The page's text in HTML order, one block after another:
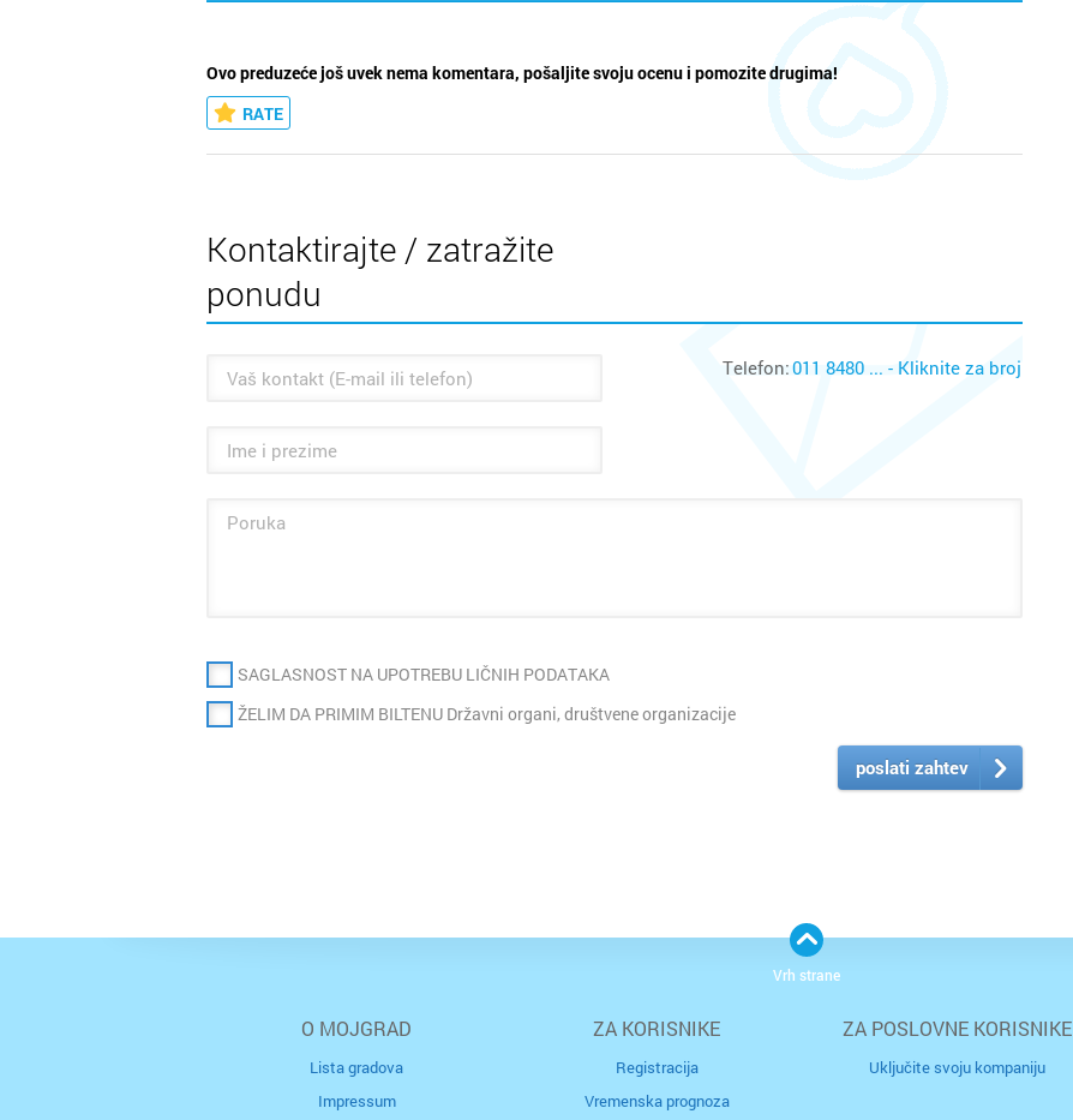
Ovo preduzeće još uvek nema komentara, pošaljite svoju ocenu i pomozite drugima!
RATE
Kontaktirajte / zatražite
ponudu
Telefon:011 8480 ... - Kliknite za broj
SAGLASNOST NA UPOTREBU LIČNIH PODATAKA
ŽELIM DA PRIMIM BILTENU Državni organi, društvene organizacije
poslati zahtev
O MOJGRAD
Lista gradova
Impressum
ZA KORISNIKE
Registracija
Vremenska prognoza
ZA POSLOVNE KORISNIKE
Uključite svoju kompaniju
Vrh strane